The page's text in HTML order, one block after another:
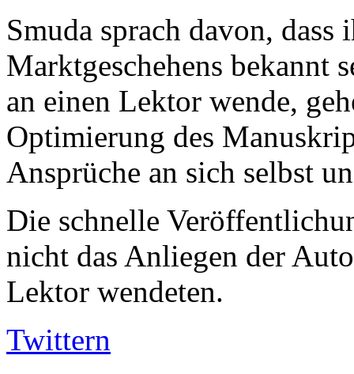
Smuda sprach davon,
Marktgeschehens bekannt
an einen Lektor wende,
Optimierung des
Ansprüche an sich selbst
Die schnelle
nicht das Anliegen der
Lektor wendeten.
Twittern